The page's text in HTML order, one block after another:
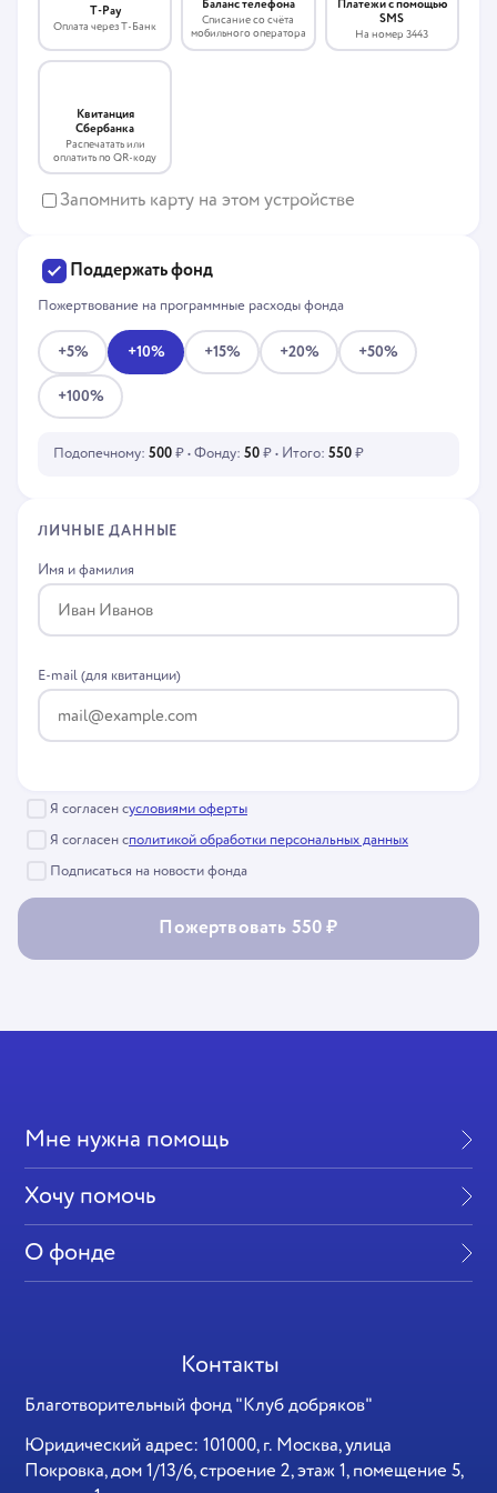
T-Pay
Оплата через Т-Банк
Баланс телефона
Списание со счёта
мобильного оператора
Платежи с помощью
SMS
На номер 3443
Квитанция
Сбербанка
Распечатать или
оплатить по QR-коду
Запомнить карту на этом устройстве
Поддержать фонд
Пожертвование на программные расходы фонда
+5% +10% +15% +20% +50%
+100%
Подопечному: 500 ₽ • Фонду: 50 ₽ • Итого: 550 ₽
ЛИЧНЫЕ ДАННЫЕ
Имя и фамилия
E-mail (для квитанции)
Я согласен сусловиями оферты
Я согласен сполитикой обработки персональных данных
Подписаться на новости фонда
Пожертвовать 550 ₽
Мне нужна помощь
Хочу помочь
О фонде
Контакты
Благотворительный фонд "Клуб добряков"
Юридический адрес: 101000, г. Москва, улица
Покровка, дом 1/13/6, строение 2, этаж 1, помещение 5,